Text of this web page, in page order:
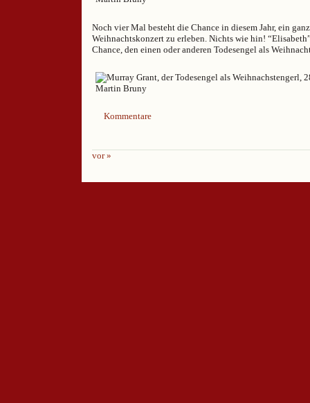
Noch vier Mal besteht die Chance in diesem Jahr, ein
Weihnachtskonzert zu erleben. Nichts wie hin!
Chance, den einen oder anderen Todesengel als
Kommentare
vor »